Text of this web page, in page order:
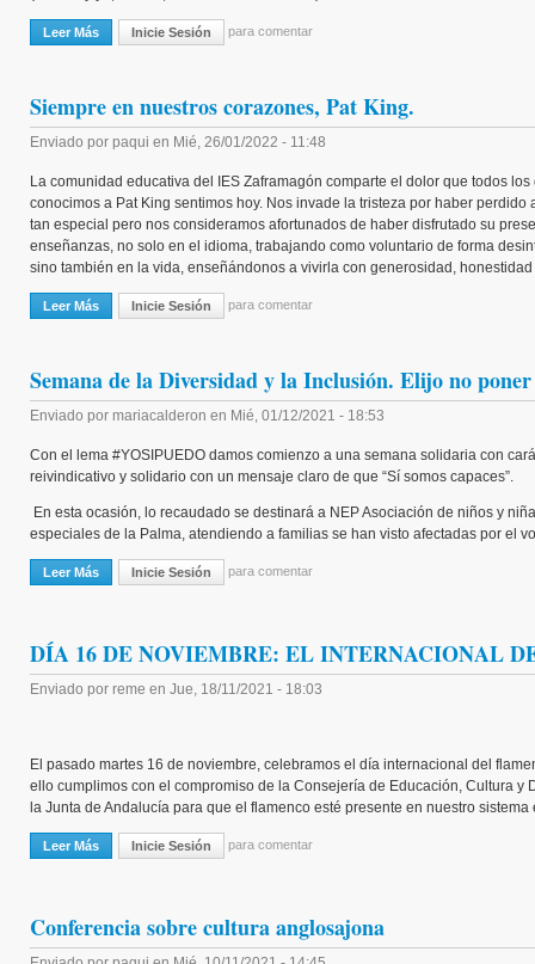
Leer Más Sobre Tu Sonrisa Cautivadora Y Nuestro Cariño, Toñy.
Inicie Sesión para comentar
Siempre en nuestros corazones, Pat King.
Enviado por paqui en Mié, 26/01/2022 - 11:48
La comunidad educativa del IES Zaframagón comparte el dolor que todos los
conocimos a Pat King sentimos hoy. Nos invade la tristeza por haber perdido
tan especial pero nos consideramos afortunados de haber disfrutado su
enseñanzas, no solo en el idioma, trabajando como voluntario de forma
sino también en la vida, enseñándonos a vivirla con generosidad,
Leer Más Sobre Siempre En Nuestros Corazones, Pat King.
Inicie Sesión para comentar
Semana de la Diversidad y la Inclusión. Elijo no
Enviado por mariacalderon en Mié, 01/12/2021 - 18:53
Con el lema #YOSIPUEDO damos comienzo a una semana solidaria con
reivindicativo y solidario con un mensaje claro de que “Sí somos capaces”.
En esta ocasión, lo recaudado se destinará a NEP Asociación de niños y
especiales de la Palma, atendiendo a familias se han visto afectadas por el
Leer Más Sobre Semana De La Diversidad Y La Inclusión. Elijo No Poner “Dis”
Inicie Sesión para comentar
DÍA 16 DE NOVIEMBRE: EL INTERNACIONAL
Enviado por reme en Jue, 18/11/2021 - 18:03
El pasado martes 16 de noviembre, celebramos el día internacional del
ello cumplimos con el compromiso de la Consejería de Educación, Cultura y
la Junta de Andalucía para que el flamenco esté presente en nuestro
Leer Más Sobre DÍA 16 DE NOVIEMBRE: EL INTERNACIONAL DEL FLAMENCO
Inicie Sesión para comentar
Conferencia sobre cultura anglosajona